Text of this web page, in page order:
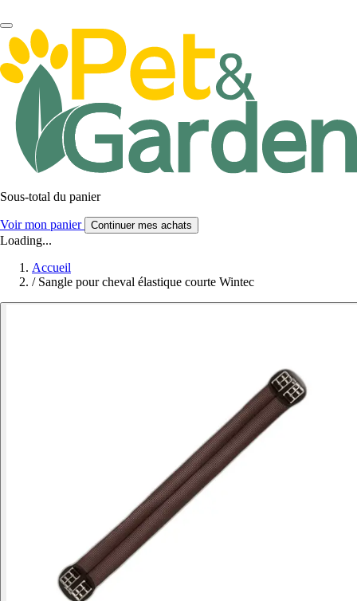
Sous-total du panier
Voir mon panier Continuer mes achats
Loading...
Accueil
/ Sangle pour cheval élastique courte Wintec